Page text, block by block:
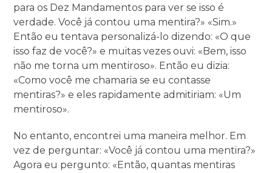
para os Dez Mandamentos para ver se isso é
verdade. Você já contou uma mentira?» «Sim.»
Então eu tentava personalizá-lo dizendo: «O que
isso faz de você?» e muitas vezes ouvi: «Bem, isso
não me torna um mentiroso». Então eu dizia:
«Como você me chamaria se eu contasse
mentiras?» e eles rapidamente admitiriam: «Um
mentiroso».
No entanto, encontrei uma maneira melhor. Em
vez de perguntar: «Você já contou uma mentira?»
Agora eu pergunto: «Então, quantas mentiras